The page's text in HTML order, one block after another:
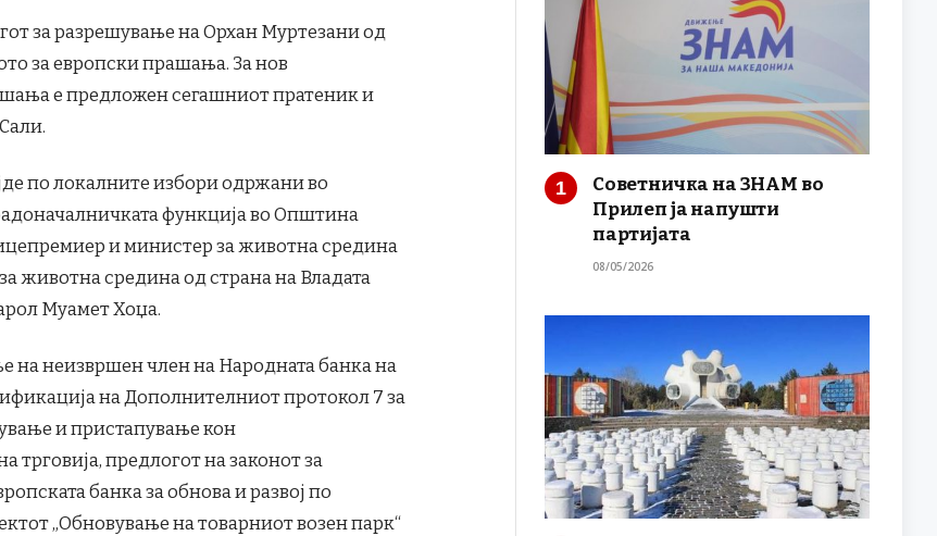
за разрешување на Орхан Муртезани од
за европски прашања. За нов
е предложен сегашниот пратеник и
по локалните избори одржани во
функција во Општина
и министер за животна средина
животна средина од страна на Владата
Муамет Хоџа.
на неизвршен член на Народната банка на
на Дополнителниот протокол 7 за
и пристапување кон
трговија, предлогот на законот за
банка за обнова и развој по
„Обновување на товарниот возен парк“
Советничка на ЗНАМ во
Прилеп ја напушти
партијата
08/05/2026